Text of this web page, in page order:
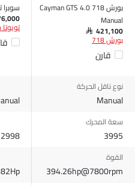
بورش 718 Cayman GTS 4.0
Manual
SAR 421,100
بورش 718
قارن
نوع ناقل الحركة
Manual
سعة المحرك
3995
2998
القوة
394.26hp@7800rpm